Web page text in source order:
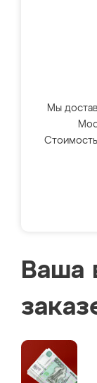
Мы
Ваша